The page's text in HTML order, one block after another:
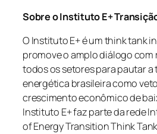
Sobre o Instituto E+
O Instituto E+ é umthink tank
promove o amplo diálogo
todos os setores para pautar a
energética brasileira como
crescimento econômico de
Instituto E+ faz parte da rede
of Energy Transition Think